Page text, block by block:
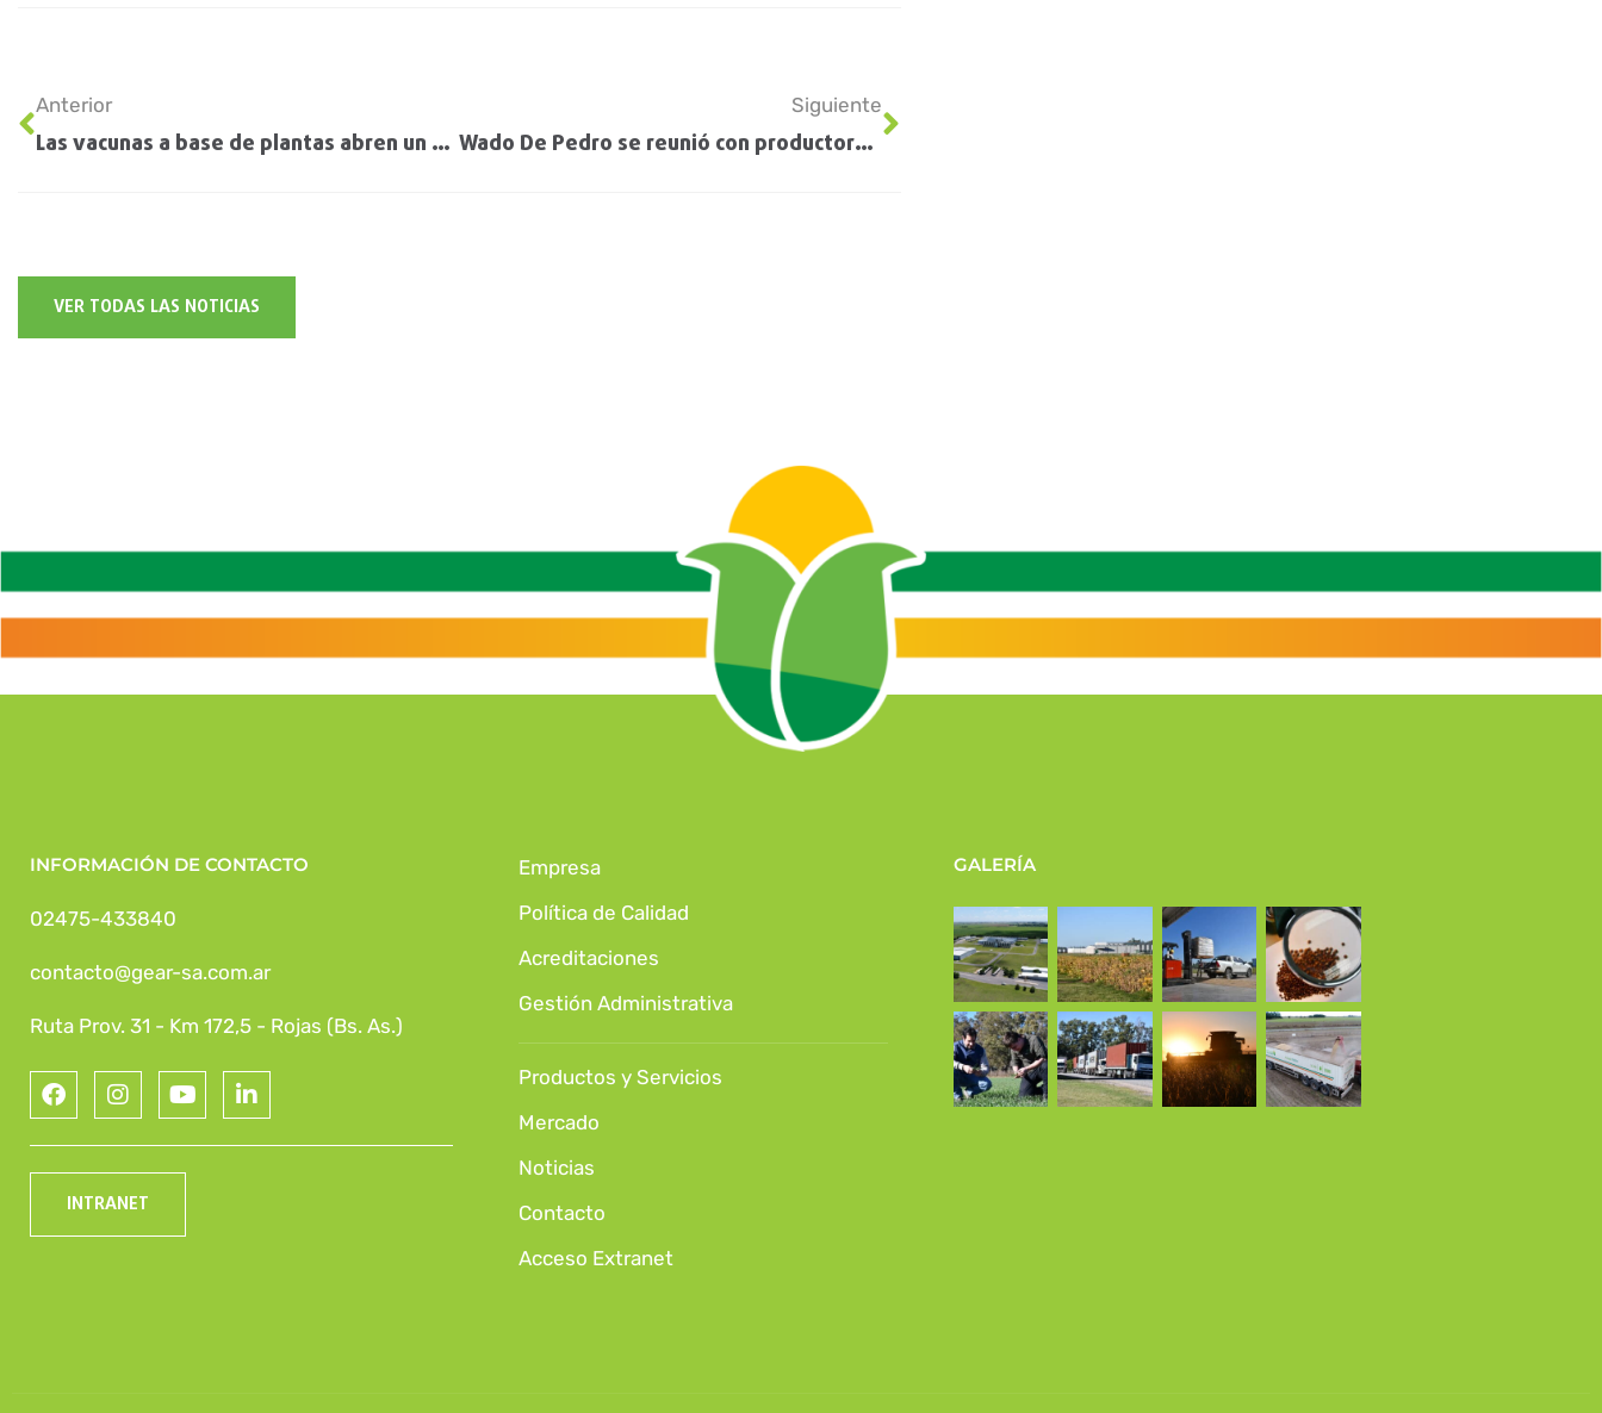
Anterior
Las vacunas a base de plantas abren un mercado de mil millones de dólares para la agricultura
Siguiente
Wado De Pedro se reunió con productores santafesinos
VER TODAS LAS NOTICIAS
INFORMACIÓN DE CONTACTO
02475-433840
contacto@gear-sa.com.ar
Ruta Prov. 31 - Km 172,5 - Rojas (Bs. As.)
INTRANET
Empresa
Política de Calidad
Acreditaciones
Gestión Administrativa
Productos y Servicios
Mercado
Noticias
Contacto
Acceso Extranet
GALERÍA